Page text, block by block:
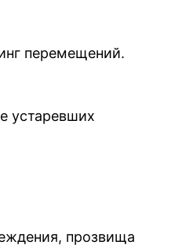
перемещений.
устаревших
прозвища